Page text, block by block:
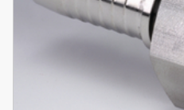
3D